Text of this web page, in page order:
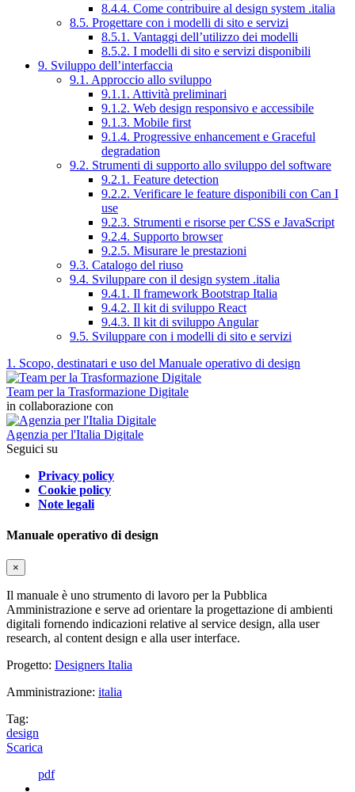
8.4.4. Come contribuire al design system .italia
8.5. Progettare con i modelli di sito e servizi
8.5.1. Vantaggi dell’utilizzo dei modelli
8.5.2. I modelli di sito e servizi disponibili
9. Sviluppo dell’interfaccia
9.1. Approccio allo sviluppo
9.1.1. Attività preliminari
9.1.2. Web design responsivo e accessibile
9.1.3. Mobile first
9.1.4. Progressive enhancement e Graceful
degradation
9.2. Strumenti di supporto allo sviluppo del software
9.2.1. Feature detection
9.2.2. Verificare le feature disponibili con Can I
use
9.2.3. Strumenti e risorse per CSS e JavaScript
9.2.4. Supporto browser
9.2.5. Misurare le prestazioni
9.3. Catalogo del riuso
9.4. Sviluppare con il design system .italia
9.4.1. Il framework Bootstrap Italia
9.4.2. Il kit di sviluppo React
9.4.3. Il kit di sviluppo Angular
9.5. Sviluppare con i modelli di sito e servizi
1. Scopo, destinatari e uso del Manuale operativo di design
Team per la Trasformazione Digitale
in collaborazione con
Agenzia per l'Italia Digitale
Seguici su
Privacy policy
Cookie policy
Note legali
Manuale operativo di design
×
Il manuale è uno strumento di lavoro per la Pubblica
Amministrazione e serve ad orientare la progettazione di ambienti
digitali fornendo indicazioni relative al service design, alla user
research, al content design e alla user interface.
Progetto: Designers Italia
Amministrazione: italia
Tag:
design
Scarica
pdf